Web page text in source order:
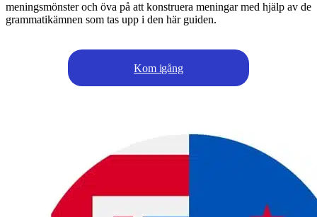
meningsmönster och öva på att konstruera meningar med hjälp av de
grammatikämnen som tas upp i den här guiden.
Kom igång